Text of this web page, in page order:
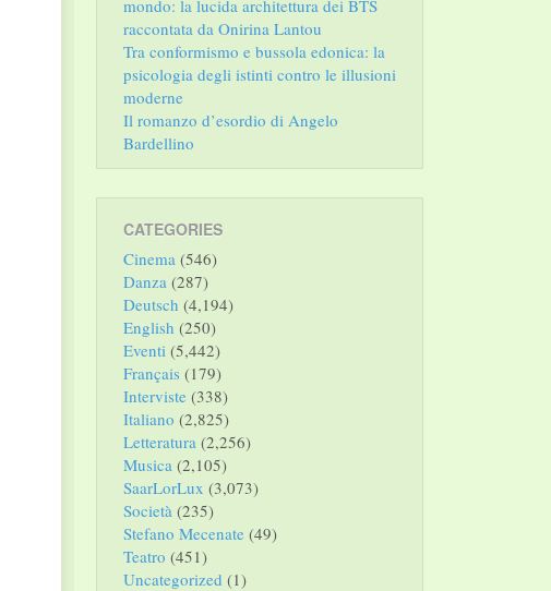
mondo: la lucida architettura dei BTS
raccontata da Onirina Lantou
Tra conformismo e bussola edonica: la
psicologia degli istinti contro le illusioni
moderne
Il romanzo d’esordio di Angelo
Bardellino
CATEGORIES
Cinema (546)
Danza (287)
Deutsch (4,194)
English (250)
Eventi (5,442)
Français (179)
Interviste (338)
Italiano (2,825)
Letteratura (2,256)
Musica (2,105)
SaarLorLux (3,073)
Società (235)
Stefano Mecenate (49)
Teatro (451)
Uncategorized (1)